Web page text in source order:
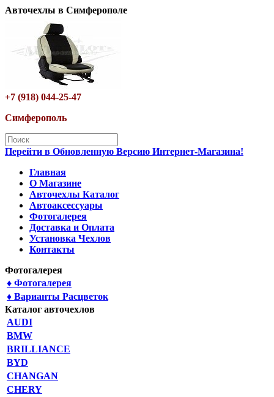
Авточехлы в Симферополе
+7 (918) 044-25-47
Симферополь
Перейти в Обновленную Версию Интернет-Магазина!
Главная
О Магазине
Авточехлы Каталог
Автоаксессуары
Фотогалерея
Доставка и Оплата
Установка Чехлов
Контакты
Фотогалерея
♦ Фотогалерея
♦ Варианты Расцветок
Каталог авточехлов
AUDI
BMW
BRILLIANCE
BYD
CHANGAN
CHERY